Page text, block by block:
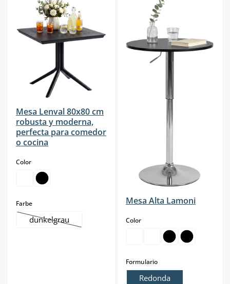
Mesa Lenval 80x80 cm
robusta y moderna,
perfecta para comedor
o cocina
Colorselect
Farbeselect
dunkelgrau
(Esta opción no está disponible en este momento.)
Mesa Alta Lamoni
Colorselect
Formularioselect
Redonda